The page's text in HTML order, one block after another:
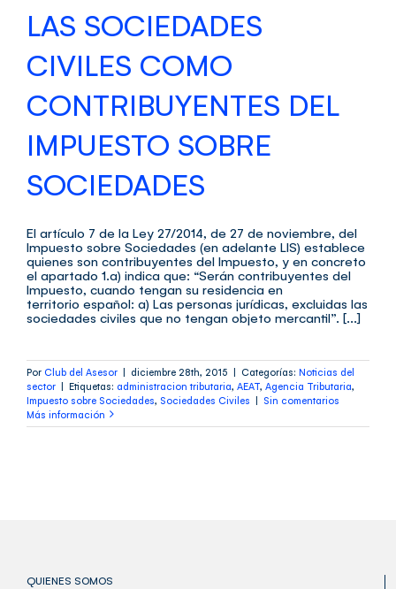
LAS SOCIEDADES
CIVILES COMO
CONTRIBUYENTES DEL
IMPUESTO SOBRE
SOCIEDADES
El artículo 7 de la Ley 27/2014, de 27 de noviembre, del
Impuesto sobre Sociedades (en adelante LIS) establece
quienes son contribuyentes del Impuesto, y en concreto
el apartado 1.a) indica que: “Serán contribuyentes del
Impuesto, cuando tengan su residencia en
territorio español: a) Las personas jurídicas, excluidas las
sociedades civiles que no tengan objeto mercantil”. [...]
Por Club del Asesor | diciembre 28th, 2015 | Categorías: Noticias del
sector | Etiquetas: administracion tributaria, AEAT, Agencia Tributaria,
Impuesto sobre Sociedades, Sociedades Civiles | Sin comentarios
Más información
QUIENES SOMOS